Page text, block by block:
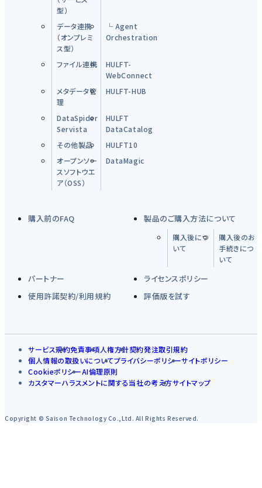
型）
データ連携
（オンプレミ
ス型）
└ Agent
Orchestration
ファイル連携
HULFT-
WebConnect
メタデータ管
理
HULFT-HUB
DataSpider
Servista
HULFT
DataCatalog
その他製品
HULFT10
オープンソー
スソフトウエ
ア（OSS）
DataMagic
購入前のFAQ 製品のご購入方法について
購入後につ
いて
購入後のお
手続きにつ
いて
パートナー
ライセンスポリシー
使用許諾契約/利用規約
評価版を試す
サービス規約免責事項人権方針契約発注取引規約
個人情報の取扱いについてプライバシーポリシーサイトポリシー
CookieポリシーAI倫理原則
カスタマーハラスメントに関する当社の考え方サイトマップ
Copyright © Saison Technology Co.,Ltd. All Rights Reserved.